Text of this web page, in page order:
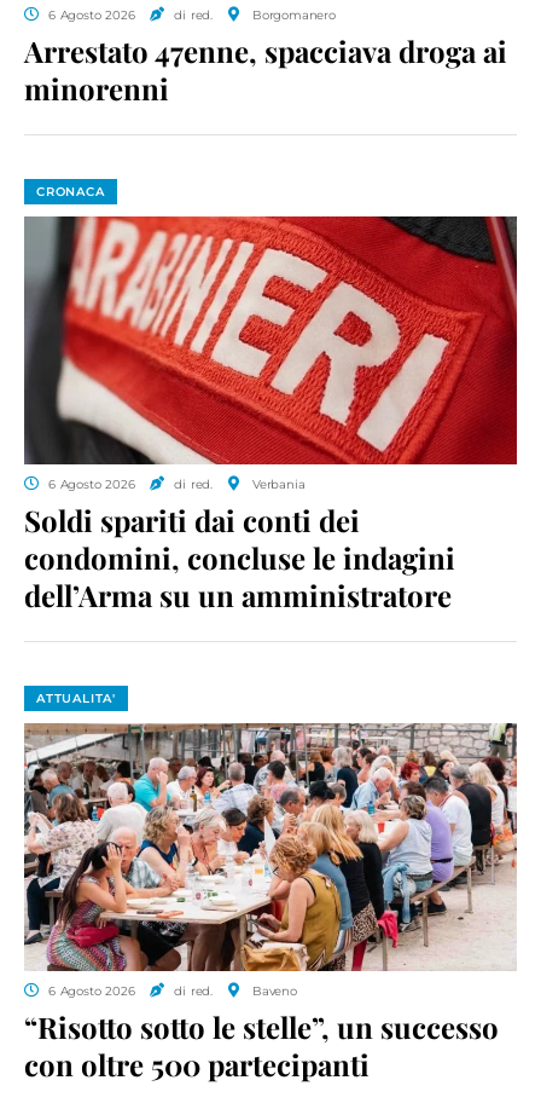
6 Agosto 2026 di red. Borgomanero
Arrestato 47enne, spacciava droga ai
minorenni
CRONACA
6 Agosto 2026 di red. Verbania
Soldi spariti dai conti dei
condomini, concluse le indagini
dell’Arma su un amministratore
ATTUALITA'
6 Agosto 2026 di red. Baveno
“Risotto sotto le stelle”, un successo
con oltre 500 partecipanti